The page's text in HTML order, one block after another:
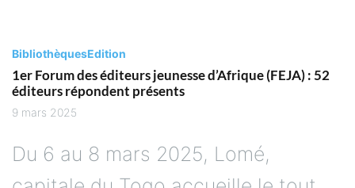
BibliothèquesEdition
1er Forum des éditeurs jeunesse d’Afrique (FEJA) : 52
éditeurs répondent présents
9 mars 2025
Du 6 au 8 mars 2025, Lomé,